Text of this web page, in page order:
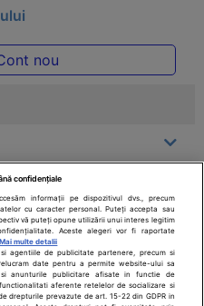
nou
confidențiale
informații pe dispozitivul dvs., precum
cu caracter personal. Puteți accepta sau
vă puteți opune utilizării unui interes legitim
Aceste alegeri vor fi raportate
Mai multe detalii
agentiile de publicitate partenere, precum si
date pentru a permite website-ului sa
anunturile publicitare afisate in functie de
aferente retelelor de socializare si
drepturile prevazute de art. 15-22 din GDPR in